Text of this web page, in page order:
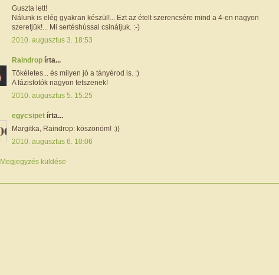
Guszta lett!
Nálunk is elég gyakran készül!... Ezt az ételt szerencsére mind a 4-en nagyon
szeretjük!... Mi sertéshússal csináljuk. :-)
2010. augusztus 3. 18:53
Raindrop írta...
Tökéletes... és milyen jó a tányérod is. :)
A fázisfotók nagyon tetszenek!
2010. augusztus 5. 15:25
egycsipet írta...
Margitka, Raindrop: köszönöm! :))
2010. augusztus 6. 10:06
Megjegyzés küldése